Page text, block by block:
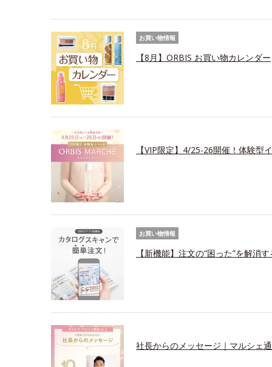
お買い物情報
【8月】ORBIS お買い物カレンダー
【VIP限定】4/25-26開催！体験型
お買い物情報
【新機能】注文の“困った”を解消
社長からのメッセージ｜マルシェ